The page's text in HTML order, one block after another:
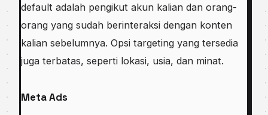
default adalah pengikut akun kalian dan orang-
orang yang sudah berinteraksi dengan konten
kalian sebelumnya. Opsi targeting yang tersedia
juga terbatas, seperti lokasi, usia, dan minat.
Meta Ads